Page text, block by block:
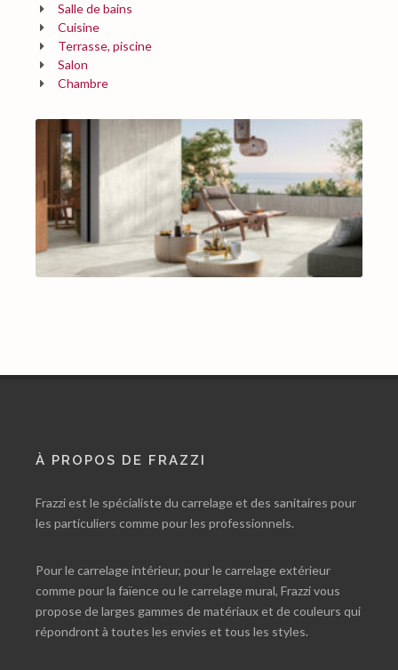
Salle de bains
Cuisine
Terrasse, piscine
Salon
Chambre
À PROPOS DE FRAZZI
Frazzi est le spécialiste du carrelage et des sanitaires pour
les particuliers comme pour les professionnels.
Pour le carrelage intérieur, pour le carrelage extérieur
comme pour la faïence ou le carrelage mural, Frazzi vous
propose de larges gammes de matériaux et de couleurs qui
répondront à toutes les envies et tous les styles.